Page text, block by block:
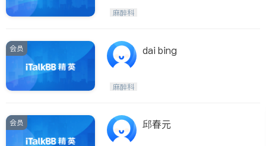
麻醉科
会员 dai bing
麻醉科
会员 邱春元